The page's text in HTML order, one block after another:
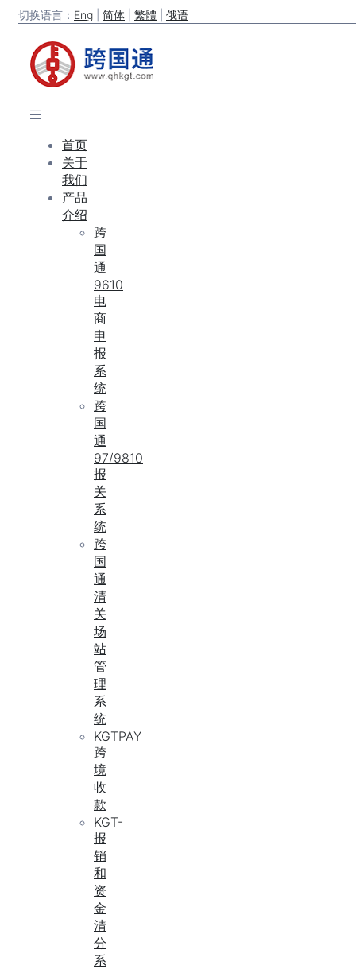
切换语言： Eng 简体 繁體 俄语
首页
关于
我们
产品
介绍
跨
国
通
9610
电
商
申
报
系
统
跨
国
通
97/9810
报
关
系
统
跨
国
通
清
关
场
站
管
理
系
统
KGTPAY
跨
境
收
款
KGT-
报
销
和
资
金
清
分
系